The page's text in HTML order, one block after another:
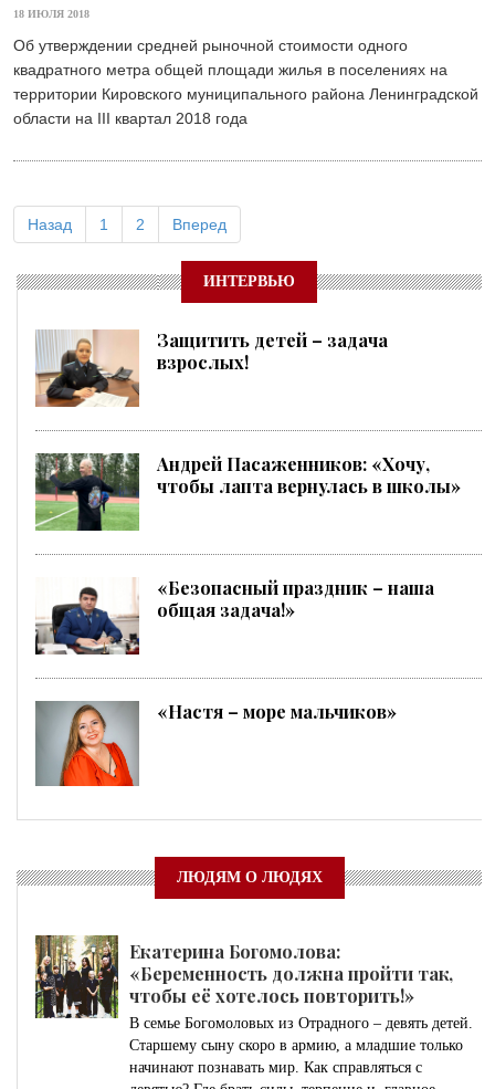
18 ИЮЛЯ 2018
Об утверждении средней рыночной стоимости одного
квадратного метра общей площади жилья в поселениях на
территории Кировского муниципального района Ленинградской
области на III квартал 2018 года
Назад 1 2 Вперед
ИНТЕРВЬЮ
Защитить детей – задача
взрослых!
Андрей Пасаженников: «Хочу,
чтобы лапта вернулась в школы»
«Безопасный праздник – наша
общая задача!»
«Настя – море мальчиков»
ЛЮДЯМ О ЛЮДЯХ
Екатерина Богомолова:
«Беременность должна пройти так,
чтобы её хотелось повторить!»
В семье Богомоловых из Отрадного – девять детей.
Старшему сыну скоро в армию, а младшие только
начинают познавать мир. Как справляться с